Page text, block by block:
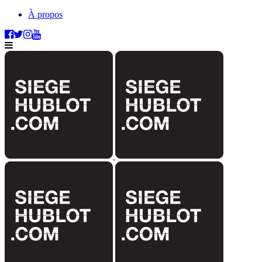
À propos